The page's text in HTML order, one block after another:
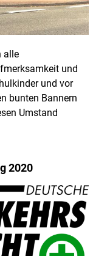
alle
und
und vor
bunten Bannern
Umstand
2020